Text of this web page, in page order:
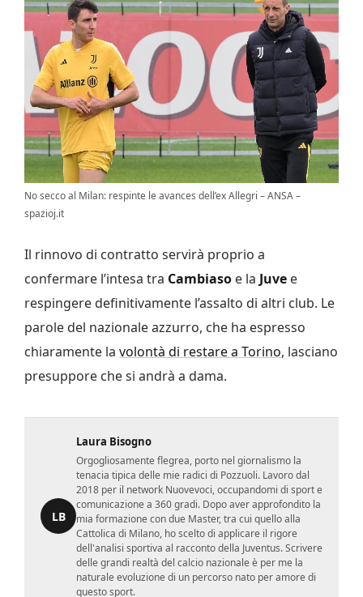
No secco al Milan: respinte le avances dell’ex Allegri – ANSA –
spazioj.it
Il rinnovo di contratto servirà proprio a
confermare l’intesa tra Cambiaso e la Juve e
respingere definitivamente l’assalto di altri club. Le
parole del nazionale azzurro, che ha espresso
chiaramente la volontà di restare a Torino, lasciano
presuppore che si andrà a dama.
LB
Laura Bisogno
Orgogliosamente flegrea, porto nel giornalismo la
tenacia tipica delle mie radici di Pozzuoli. Lavoro dal
2018 per il network Nuovevoci, occupandomi di sport e
comunicazione a 360 gradi. Dopo aver approfondito la
mia formazione con due Master, tra cui quello alla
Cattolica di Milano, ho scelto di applicare il rigore
dell'analisi sportiva al racconto della Juventus. Scrivere
delle grandi realtà del calcio nazionale è per me la
naturale evoluzione di un percorso nato per amore di
questo sport.